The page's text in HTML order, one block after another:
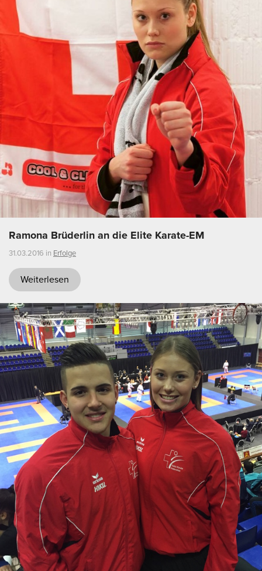
Ramona Brüderlin an die Elite Karate-EM
31.03.2016 in Erfolge
Weiterlesen